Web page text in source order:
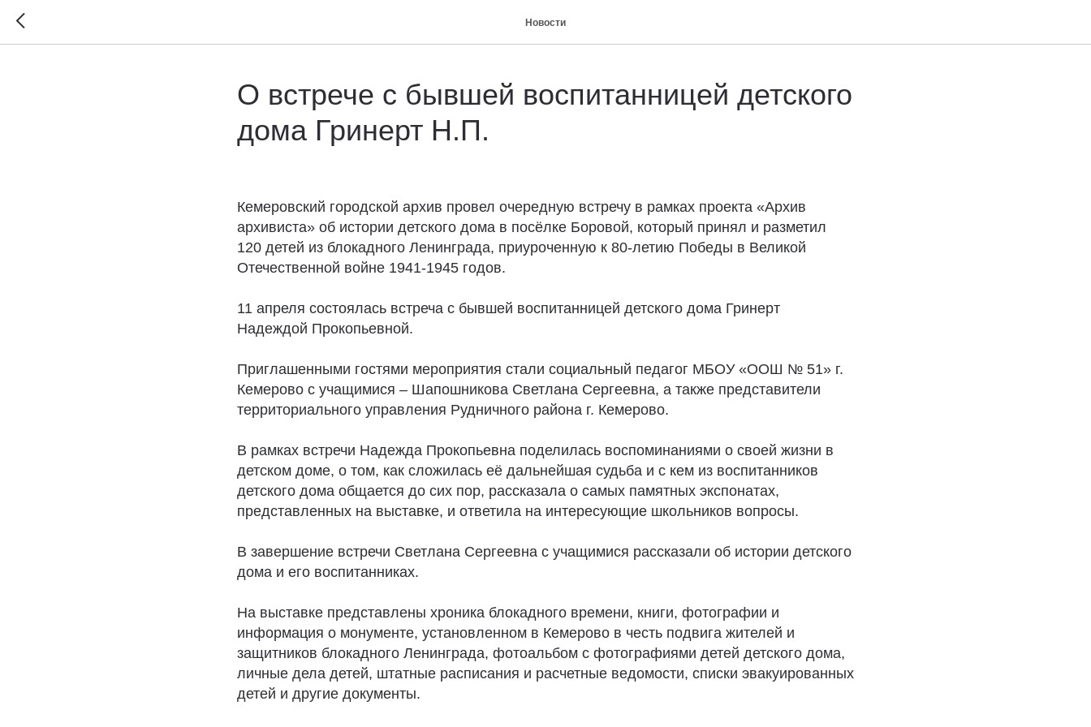
Новости
О встрече с бывшей воспитанницей детского
дома Гринерт Н.П.
Кемеровский городской архив провел очередную встречу в рамках проекта «Архив
архивиста» об истории детского дома в посёлке Боровой, который принял и разметил
120 детей из блокадного Ленинграда, приуроченную к 80-летию Победы в Великой
Отечественной войне 1941-1945 годов.
11 апреля состоялась встреча с бывшей воспитанницей детского дома Гринерт
Надеждой Прокопьевной.
Приглашенными гостями мероприятия стали социальный педагог МБОУ «ООШ № 51» г.
Кемерово с учащимися – Шапошникова Светлана Сергеевна, а также представители
территориального управления Рудничного района г. Кемерово.
В рамках встречи Надежда Прокопьевна поделилась воспоминаниями о своей жизни в
детском доме, о том, как сложилась её дальнейшая судьба и с кем из воспитанников
детского дома общается до сих пор, рассказала о самых памятных экспонатах,
представленных на выставке, и ответила на интересующие школьников вопросы.
В завершение встречи Светлана Сергеевна с учащимися рассказали об истории детского
дома и его воспитанниках.
На выставке представлены хроника блокадного времени, книги, фотографии и
информация о монументе, установленном в Кемерово в честь подвига жителей и
защитников блокадного Ленинграда, фотоальбом с фотографиями детей детского дома,
личные дела детей, штатные расписания и расчетные ведомости, списки эвакуированных
детей и другие документы.